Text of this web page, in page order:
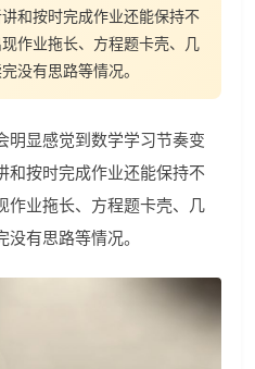
和按时完成作业还能保持不
作业拖长、方程题卡壳、几
没有思路等情况。
明显感觉到数学学习节奏变
和按时完成作业还能保持不
作业拖长、方程题卡壳、几
有思路等情况。